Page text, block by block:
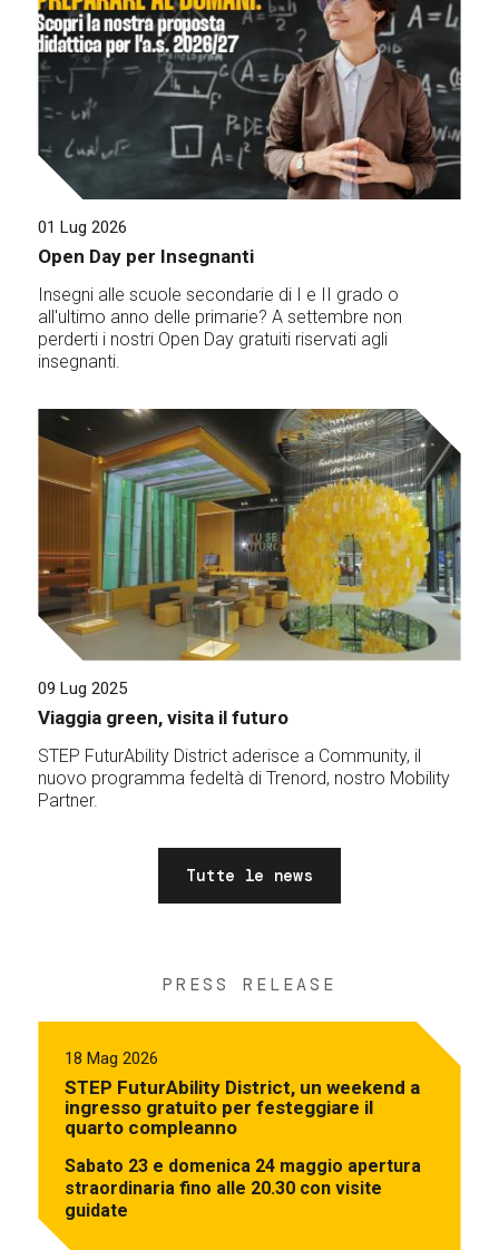
01 Lug 2026
Open Day per Insegnanti
Insegni alle scuole secondarie di I e II grado o
all'ultimo anno delle primarie? A settembre non
perderti i nostri Open Day gratuiti riservati agli
insegnanti.
09 Lug 2025
Viaggia green, visita il futuro
STEP FuturAbility District aderisce a Community, il
nuovo programma fedeltà di Trenord, nostro Mobility
Partner.
Tutte le news
PRESS RELEASE
18 Mag 2026
STEP FuturAbility District, un weekend a
ingresso gratuito per festeggiare il
quarto compleanno
Sabato 23 e domenica 24 maggio apertura
straordinaria fino alle 20.30 con visite
guidate